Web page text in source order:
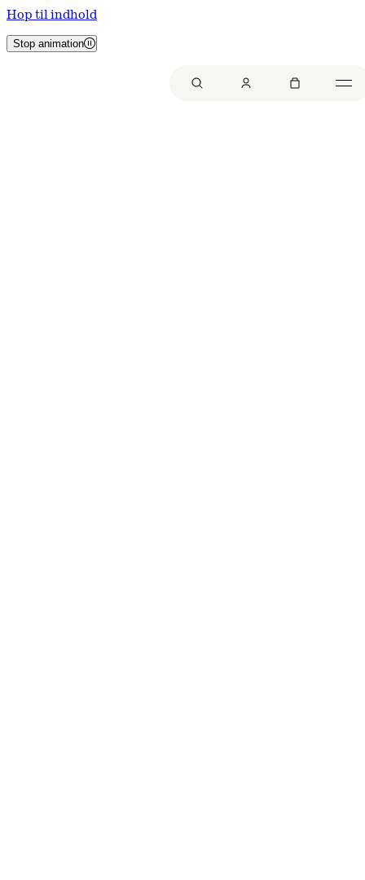
Hop til indhold
Stop animation